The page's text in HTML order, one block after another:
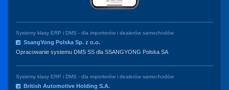
Systemy klasy ERP i DMS - dla importerów i dealerów samochodów
SsangYong Polska Sp. z o.o.
Opracowanie systemu DMS SS dla SSANGYONG Polska SA
Systemy klasy ERP i DMS - dla importerów i dealerów samochodów
British Automotive Holding S.A.